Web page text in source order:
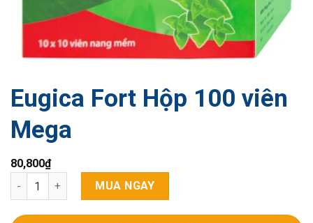
Eugica Fort Hộp 100 viên
Mega
80,800₫
Eugica Fort Hộp 100 viên Mega số lượng
MUA NGAY